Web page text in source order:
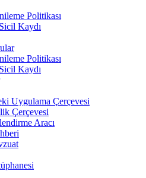
Politikası
Kaydı
Politikası
Kaydı
Uygulama Çerçevesi
Çerçevesi
Aracı